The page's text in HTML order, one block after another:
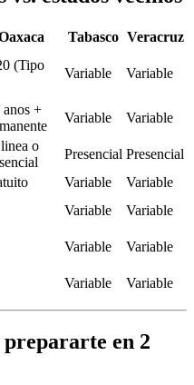
Tabasco Veracruz
(Tipo
Variable Variable
anos +
Variable Variable
o
Presencial Presencial
Variable
Variable
Variable Variable
Variable
Variable
Variable Variable
en 2